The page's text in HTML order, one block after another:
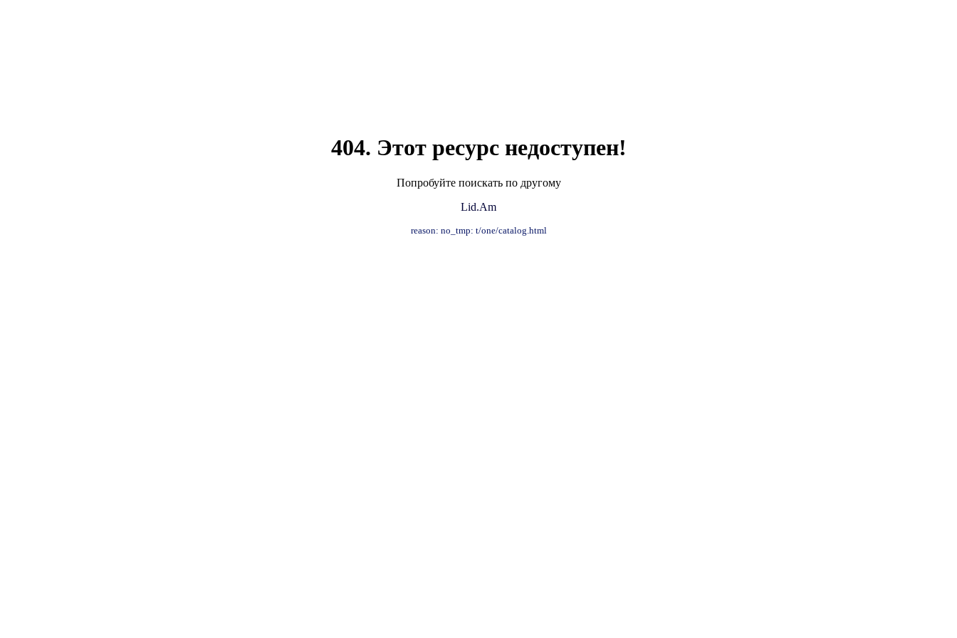
404. Этот ресурс недоступен!
Попробуйте поискать по другому
Lid.Am
reason: no_tmp: t/one/catalog.html